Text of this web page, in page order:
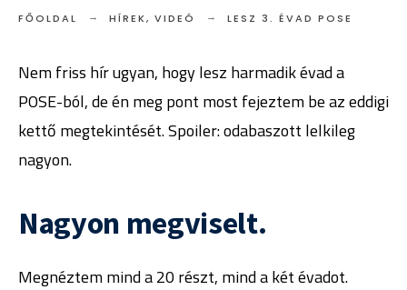
FŐOLDAL HÍREK, VIDEÓ LESZ 3. ÉVAD POSE
Nem friss hír ugyan, hogy lesz harmadik évad a
POSE-ból, de én meg pont most fejeztem be az eddigi
kettő megtekintését. Spoiler: odabaszott lelkileg
nagyon.
Nagyon megviselt.
Megnéztem mind a 20 részt, mind a két évadot.